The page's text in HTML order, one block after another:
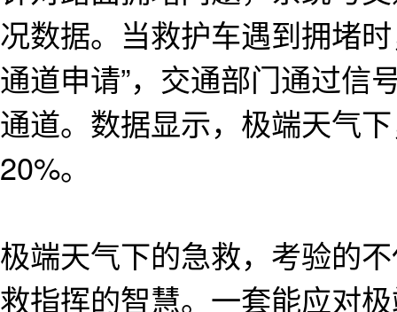
况数据。当救护车遇到拥堵
通道申请”，交通部门通过信
通道。数据显示，极端天气
20%。
极端天气下的急救，考验的
救指挥的智慧。一套能应对